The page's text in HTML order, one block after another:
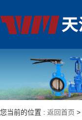
您当前的位置 : 返回首页 >